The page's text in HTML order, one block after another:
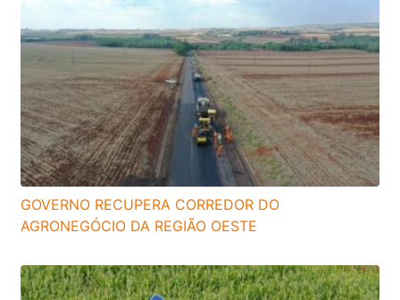
GOVERNO RECUPERA CORREDOR DO
AGRONEGÓCIO DA REGIÃO OESTE